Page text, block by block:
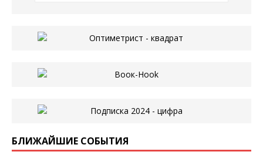
БЛИЖАЙШИЕ СОБЫТИЯ